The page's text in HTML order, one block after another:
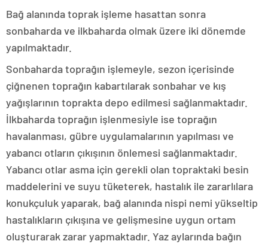
Bağ alanında toprak işleme hasattan sonra
sonbaharda ve ilkbaharda olmak üzere iki dönemde
yapılmaktadır.
Sonbaharda toprağın işlemeyle, sezon içerisinde
çiğnenen toprağın kabartılarak sonbahar ve kış
yağışlarının toprakta depo edilmesi sağlanmaktadır.
İlkbaharda toprağın işlenmesiyle ise toprağın
havalanması, gübre uygulamalarının yapılması ve
yabancı otların çıkışının önlemesi sağlanmaktadır.
Yabancı otlar asma için gerekli olan topraktaki besin
maddelerini ve suyu tüketerek, hastalık ile zararlılara
konukçuluk yaparak, bağ alanında nispi nemi yükseltip
hastalıkların çıkışına ve gelişmesine uygun ortam
oluşturarak zarar yapmaktadır. Yaz aylarında bağın